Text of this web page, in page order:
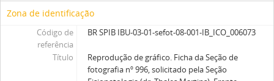
Zona de identificação
Código de
referência
BR SPIB IBU-03-01-sefot-08-001-IB_ICO_006073
Título
Reprodução de gráfico. Ficha da Seção de
fotografia nº 996, solicitado pela Seção